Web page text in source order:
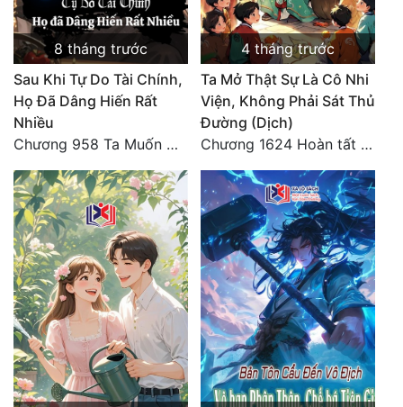
8 tháng trước
Sau Khi Tự Do Tài Chính,
Họ Đã Dâng Hiến Rất
Nhiều
Chương 958 Ta Muốn Cùng Các Cô Vĩnh Viễn Ở Bên Nhau (2) Hết
4 tháng trước
Ta Mở Thật Sự Là Cô Nhi
Viện, Không Phải Sát Thủ
Đường (Dịch)
Chương 1624 Hoàn tất cảm nghĩ (2)